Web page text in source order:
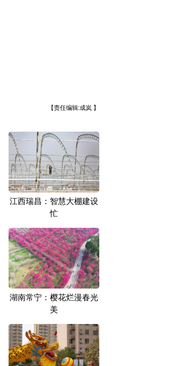
【责任编辑:成岚 】
江西瑞昌：智慧大棚建设
忙
湖南常宁：樱花烂漫春光
美